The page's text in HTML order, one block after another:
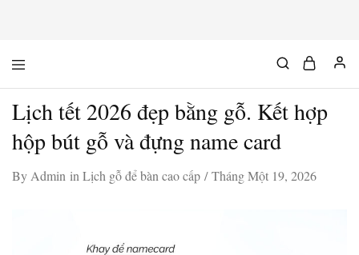
độc
&
chất
Lịch tết 2026 đẹp bằng gỗ. Kết hợp
hộp bút gỗ và đựng name card
By Admin in Lịch gỗ để bàn cao cấp Tháng Một 19, 2026